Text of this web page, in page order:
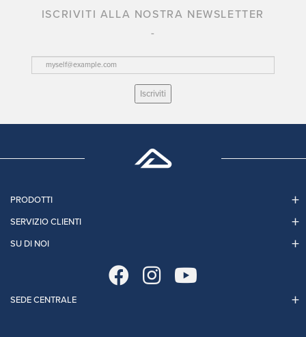
ISCRIVITI ALLA NOSTRA NEWSLETTER
Iscriviti
PRODOTTI
SERVIZIO CLIENTI
SU DI NOI
SEDE CENTRALE